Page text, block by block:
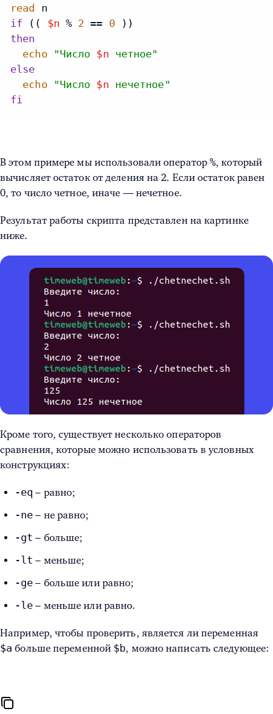
read
if (( $n % 2 == 0
then
echo
"Число $n четное"
else
echo
"Число $n нечетное"
fi
В этом примере мы использовали оператор %, который
вычисляет остаток от деления на 2. Если остаток равен
0, то число четное, иначе — нечетное.
Результат работы скрипта представлен на картинке
ниже.
Кроме того, существует несколько операторов
сравнения, которые можно использовать в условных
конструкциях:
-eq – равно;
-ne – не равно;
-gt – больше;
-lt – меньше;
-ge – больше или равно;
-le – меньше или равно.
Например, чтобы проверить, является ли переменная
$a больше переменной $b, можно написать следующее: